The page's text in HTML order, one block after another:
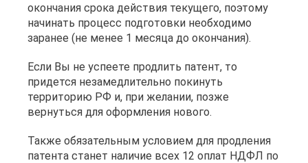
окончания срока действия текущего, поэтому
начинать процесс подготовки необходимо
заранее (не менее 1 месяца до окончания).
Если Вы не успеете продлить патент, то
придется незамедлительно покинуть
территорию РФ и, при желании, позже
вернуться для оформления нового.
Также обязательным условием для продления
патента станет наличие всех 12 оплат НДФЛ по